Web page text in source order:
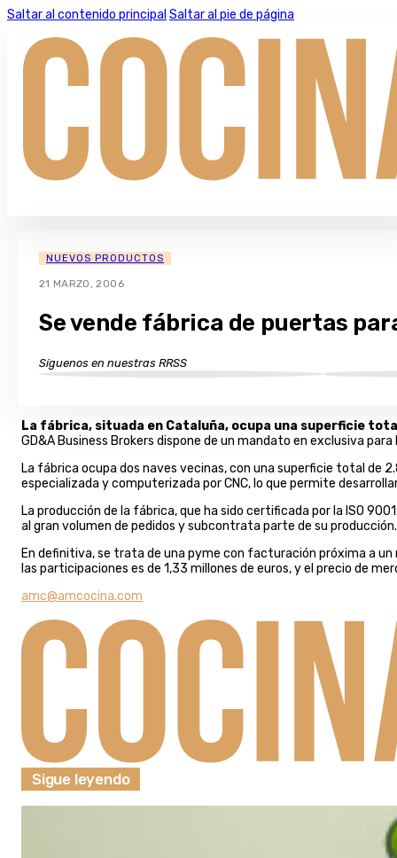
Saltar al contenido principal Saltar al pie de página
NUEVOS PRODUCTOS
21 MARZO, 2006
Se vende fábrica de puertas
Síguenos en nuestras RRSS
La fábrica, situada en Cataluña, ocupa una superficie
GD&A Business Brokers dispone de un mandato en exclusiva
La fábrica ocupa dos naves vecinas, con una superficie total
especializada y computerizada por CNC, lo que permite
La producción de la fábrica, que ha sido certificada por la ISO
al gran volumen de pedidos y subcontrata parte de su producción.
En definitiva, se trata de una pyme con facturación próxima a un
las participaciones es de 1,33 millones de euros, y el precio de
amc@amcocina.com
Sigue leyendo